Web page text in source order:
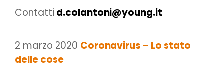
Contatti d.colantoni@young.it
2 marzo 2020 Coronavirus – Lo stato
delle cose